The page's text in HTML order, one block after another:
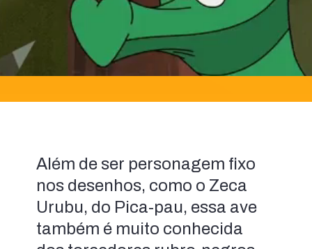
Além de ser personagem fixo
nos desenhos, como o Zeca
Urubu, do Pica-pau, essa ave
também é muito conhecida